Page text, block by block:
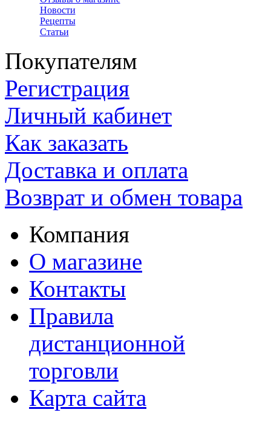
Новости
Рецепты
Статьи
Покупателям
Регистрация
Личный кабинет
Как заказать
Доставка и оплата
Возврат и обмен товара
Компания
О магазине
Контакты
Правила
дистанционной
торговли
Карта сайта